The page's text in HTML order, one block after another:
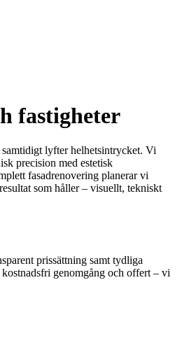
fastigheter
samtidigt lyfter helhetsintrycket. Vi
precision med estetisk
fasadrenovering planerar vi
som håller – visuellt, tekniskt
prissättning samt tydliga
genomgång och offert – vi